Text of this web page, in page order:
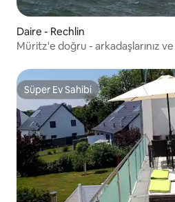
Daire - Rechlin
Müritz'e doğru - arkadaşlarınız
Süper Ev Sahibi
Süper Ev Sahibi